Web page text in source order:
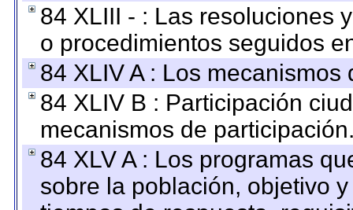
84 XLIII - : Las resoluciones
o procedimientos seguidos
84 XLIV A : Los
84 XLIV B : Participación
mecanismos de
84 XLV A : Los programas
sobre la población, objetivo